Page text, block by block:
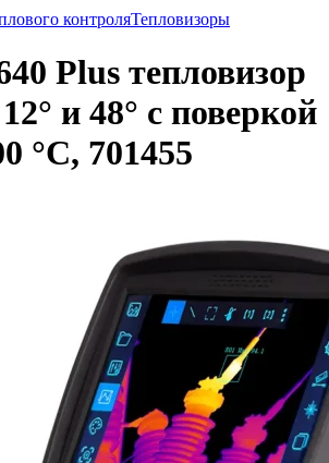
контроляТепловизоры
Plus тепловизор
и 48° с поверкой
°C, 701455